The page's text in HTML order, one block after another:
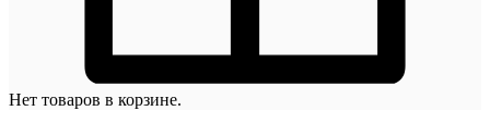
Нет товаров в корзине.